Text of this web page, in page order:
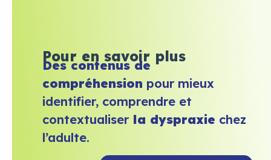
Pour en savoir plus
Des contenus de
compréhension pour mieux
identifier, comprendre et
contextualiser la dyspraxie chez
l’adulte.